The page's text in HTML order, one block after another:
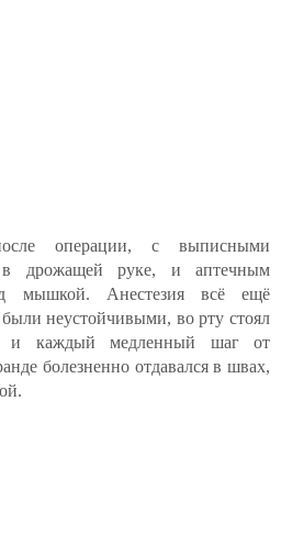
операции, с выписными
в дрожащей руке, и аптечным
мышкой. Анестезия всё ещё
были неустойчивыми, во рту стоял
и каждый медленный шаг от
болезненно отдавался в швах,